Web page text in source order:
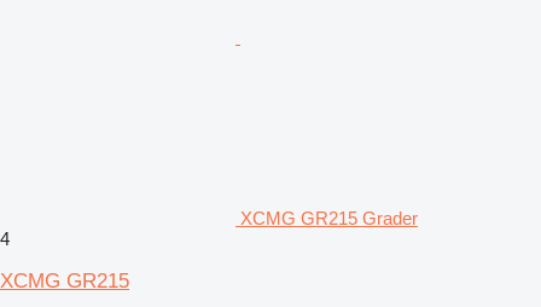
XCMG GR215 Grader
4
XCMG GR215